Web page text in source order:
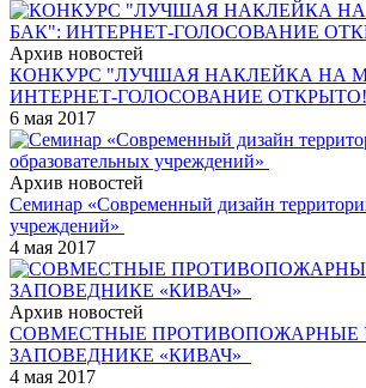
Архив новостей
КОНКУРС "ЛУЧШАЯ НАКЛЕЙКА НА
ИНТЕРНЕТ-ГОЛОСОВАНИЕ ОТКРЫТО!
6 мая 2017
Архив новостей
Семинар «Современный дизайн
учреждений»
4 мая 2017
Архив новостей
СОВМЕСТНЫЕ ПРОТИВОПОЖАРНЫЕ
ЗАПОВЕДНИКЕ «КИВАЧ»
4 мая 2017